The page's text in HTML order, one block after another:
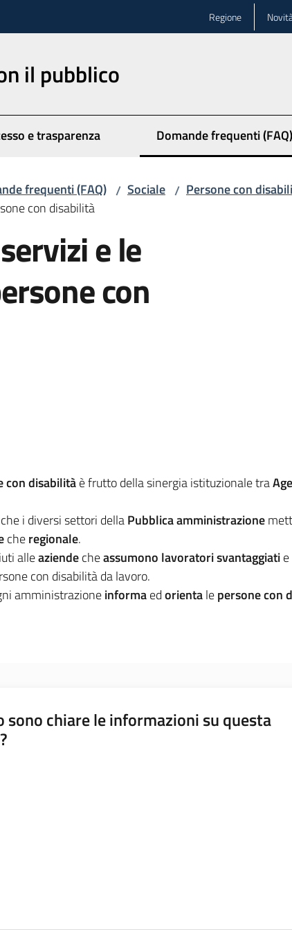
Regione
il pubblico
e trasparenza Domande frequenti (FAQ)
Menu selezionato
frequenti (FAQ) / Sociale / Persone con
con disabilità
e le
con
con disabilitàè frutto della sinergia istituzionale tra
che i diversi settori dellaPubblica amministrazione
cheregionale.
alleaziendecheassumono lavoratori svantaggiati
con disabilità da lavoro.
amministrazioneinformaedorientalepersone con
sono chiare le informazioni su questa